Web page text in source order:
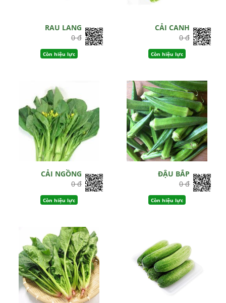
RAU LANG
0 đ
Còn hiệu lực
CẢI CANH
0 đ
Còn hiệu lực
CẢI NGỒNG
0 đ
Còn hiệu lực
ĐẬU BẮP
0 đ
Còn hiệu lực